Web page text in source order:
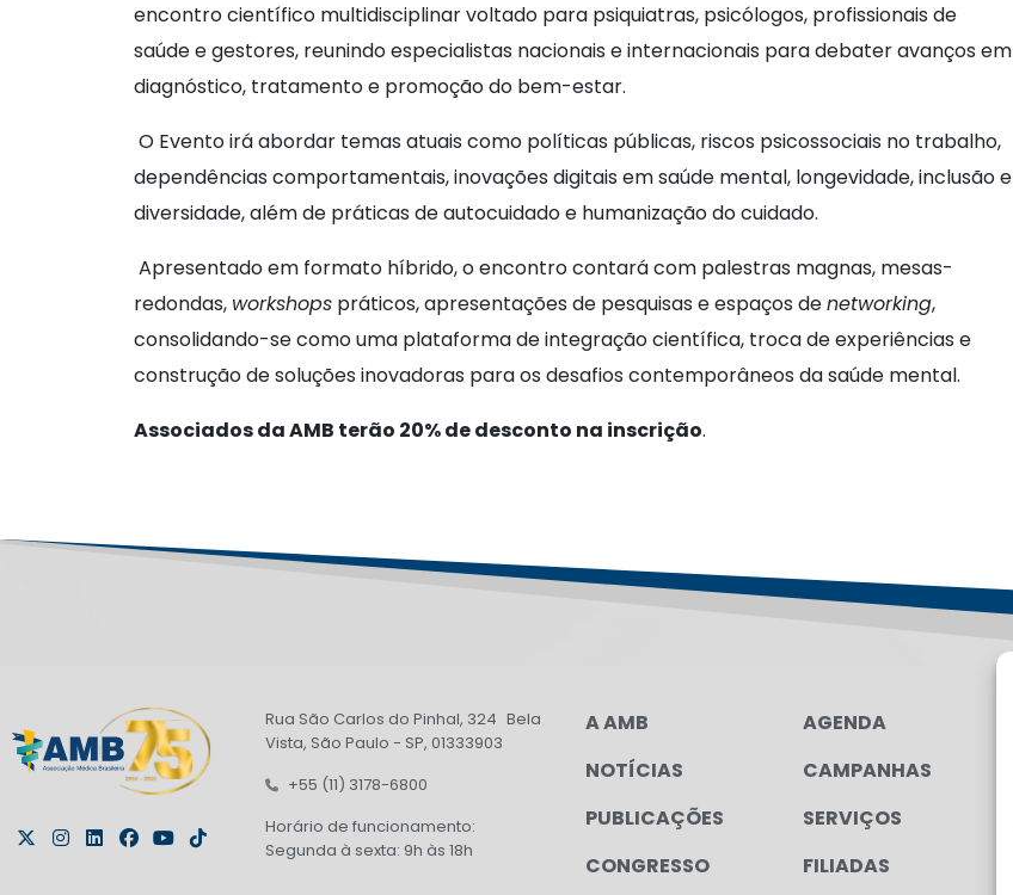
encontro científico multidisciplinar voltado para psiquiatras, psicólogos, profissionais de
saúde e gestores, reunindo especialistas nacionais e internacionais para debater avanços em
diagnóstico, tratamento e promoção do bem-estar.
O Evento irá abordar temas atuais como políticas públicas, riscos psicossociais no trabalho,
dependências comportamentais, inovações digitais em saúde mental, longevidade, inclusão e
diversidade, além de práticas de autocuidado e humanização do cuidado.
Apresentado em formato híbrido, o encontro contará com palestras magnas, mesas-
redondas, workshops práticos, apresentações de pesquisas e espaços denetworking,
consolidando-se como uma plataforma de integração científica, troca de experiências e
construção de soluções inovadoras para os desafios contemporâneos da saúde mental.
Associados da AMB terão 20% de desconto na inscrição.
Rua São Carlos do Pinhal, 324 Bela
Vista, São Paulo - SP, 01333903
+55 (11) 3178-6800
Horário de funcionamento:
Segunda à sexta: 9h às 18h
A AMB
NOTÍCIAS
PUBLICAÇÕES
CONGRESSO
AGENDA
CAMPANHAS
SERVIÇOS
FILIADAS